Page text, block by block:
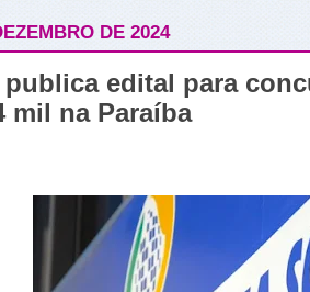
DE 2024
publica edital para
mil na Paraíba